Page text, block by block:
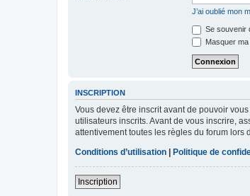
J’ai oublié mon
Se souvenir
Masquer
INSCRIPTION
Vous devez être inscrit avant de pouvoir
utilisateurs inscrits. Avant de vous inscrire,
attentivement toutes les règles du forum lors
Conditions d’utilisation | Politique de
Inscription